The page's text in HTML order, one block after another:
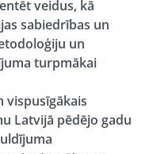
veidus, kā
sabiedrības un
un
turpmākai
vispusīgākais
Latvijā pēdējo gadu